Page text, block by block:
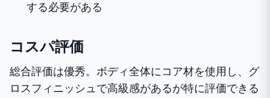
する必要がある
コスパ評価
総合評価は優秀。ボディ全体にコア材を使用し、グ
ロスフィニッシュで高級感があるが特に評価できる